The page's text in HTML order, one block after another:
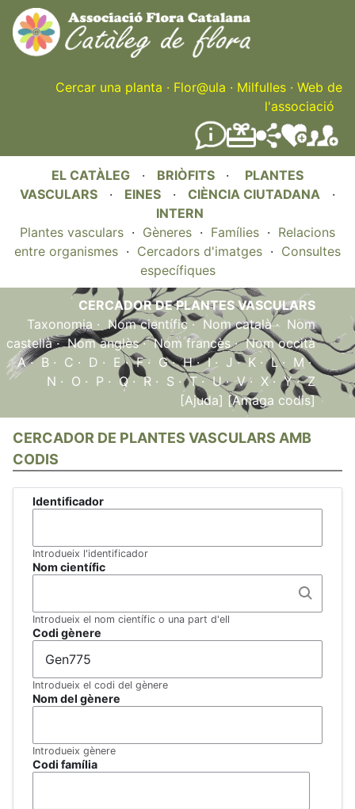
Skip
to
main
content
Cercar una planta · Flor@ula · Milfulles · Web de
l'associació
EL CATÀLEG · BRIÒFITS · PLANTES
VASCULARS · EINES · CIÈNCIA CIUTADANA ·
INTERN
Plantes vasculars · Gèneres · Famílies · Relacions
entre organismes · Cercadors d'imatges · Consultes
específiques
CERCADOR DE PLANTES VASCULARS
Taxonomia · Nom científic·Nom català· Nom
castellà·Nom anglès·Nom francès·Nom occità
A·B · C · D · E·F· G·H·I· J ·K ·L· M·
N · O · P · Q·R · S ·T ·U·V· X·Y·Z
[Ajuda] [Amaga codis]
CERCADOR DE PLANTES VASCULARS AMB
CODIS
Identificador
Introdueix l'identificador
Nom científic
Introdueix el nom científic o una part d'ell
Codi gènere
Introdueix el codi del gènere
Nom del gènere
Introdueix gènere
Codi família